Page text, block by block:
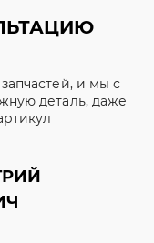
и мы с
деталь, даже